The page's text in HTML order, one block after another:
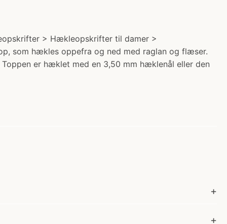
> Hækleopskrifter til damer >
som hækles oppefra og ned med raglan og flæser.
er hæklet med en 3,50 mm hæklenål eller den